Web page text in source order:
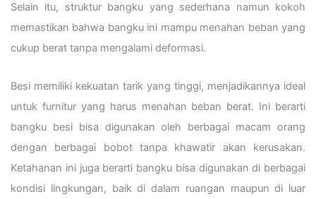
Selain itu, struktur bangku yang sederhana namun kokoh
memastikan bahwa bangku ini mampu menahan beban yang
cukup berat tanpa mengalami deformasi.
Besi memiliki kekuatan tarik yang tinggi, menjadikannya ideal
untuk furnitur yang harus menahan beban berat. Ini berarti
bangku besi bisa digunakan oleh berbagai macam orang
dengan berbagai bobot tanpa khawatir akan kerusakan.
Ketahanan ini juga berarti bangku bisa digunakan di berbagai
kondisi lingkungan, baik di dalam ruangan maupun di luar